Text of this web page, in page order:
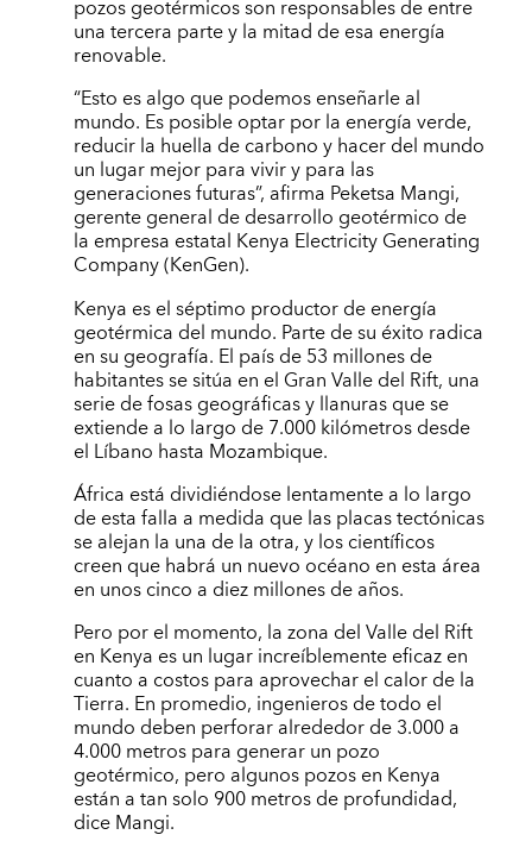
pozos geotérmicos son responsables de entre
una tercera parte y la mitad de esa energía
renovable.
“Esto es algo que podemos enseñarle al
mundo. Es posible optar por la energía verde,
reducir la huella de carbono y hacer del mundo
un lugar mejor para vivir y para las
generaciones futuras”, afirma Peketsa Mangi,
gerente general de desarrollo geotérmico de
la empresa estatal Kenya Electricity Generating
Company (KenGen).
Kenya es el séptimo productor de energía
geotérmica del mundo. Parte de su éxito radica
en su geografía. El país de 53 millones de
habitantes se sitúa en el Gran Valle del Rift, una
serie de fosas geográficas y llanuras que se
extiende a lo largo de 7.000 kilómetros desde
el Líbano hasta Mozambique.
África está dividiéndose lentamente a lo largo
de esta falla a medida que las placas tectónicas
se alejan la una de la otra, y los científicos
creen que habrá un nuevo océano en esta área
en unos cinco a diez millones de años.
Pero por el momento, la zona del Valle del Rift
en Kenya es un lugar increíblemente eficaz en
cuanto a costos para aprovechar el calor de la
Tierra. En promedio, ingenieros de todo el
mundo deben perforar alrededor de 3.000 a
4.000 metros para generar un pozo
geotérmico, pero algunos pozos en Kenya
están a tan solo 900 metros de profundidad,
dice Mangi.